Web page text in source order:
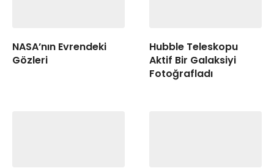
NASA’nın Evrendeki
Gözleri
Hubble Teleskopu
Aktif Bir Galaksiyi
Fotoğrafladı